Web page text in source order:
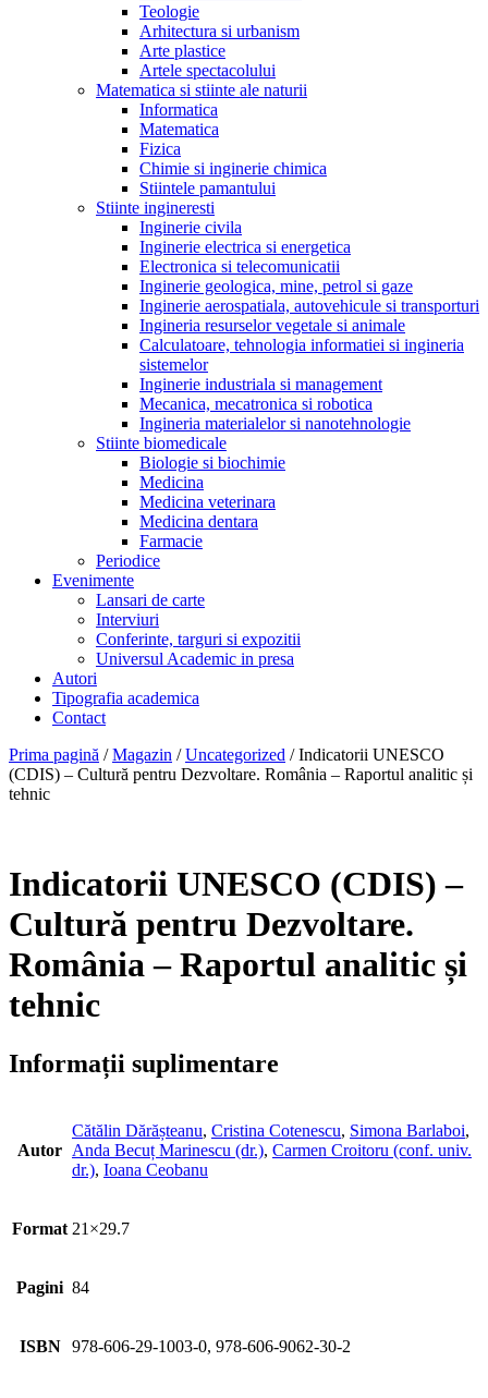
Teologie
Arhitectura si urbanism
Arte plastice
Artele spectacolului
Matematica si stiinte ale naturii
Informatica
Matematica
Fizica
Chimie si inginerie chimica
Stiintele pamantului
Stiinte ingineresti
Inginerie civila
Inginerie electrica si energetica
Electronica si telecomunicatii
Inginerie geologica, mine, petrol si gaze
Inginerie aerospatiala, autovehicule si transporturi
Ingineria resurselor vegetale si animale
Calculatoare, tehnologia informatiei si ingineria
sistemelor
Inginerie industriala si management
Mecanica, mecatronica si robotica
Ingineria materialelor si nanotehnologie
Stiinte biomedicale
Biologie si biochimie
Medicina
Medicina veterinara
Medicina dentara
Farmacie
Periodice
Evenimente
Lansari de carte
Interviuri
Conferinte, targuri si expozitii
Universul Academic in presa
Autori
Tipografia academica
Contact
Prima pagină /Magazin /Uncategorized / Indicatorii UNESCO
(CDIS) – Cultură pentru Dezvoltare. România – Raportul analitic și
tehnic
Indicatorii UNESCO (CDIS) –
Cultură pentru Dezvoltare.
România – Raportul analitic și
tehnic
Informații suplimentare
Autor
Cătălin Dărășteanu, Cristina Cotenescu, Simona Barlaboi,
Anda Becuț Marinescu (dr.), Carmen Croitoru (conf. univ.
dr.), Ioana Ceobanu
Format 21×29.7
Pagini 84
ISBN 978-606-29-1003-0, 978-606-9062-30-2